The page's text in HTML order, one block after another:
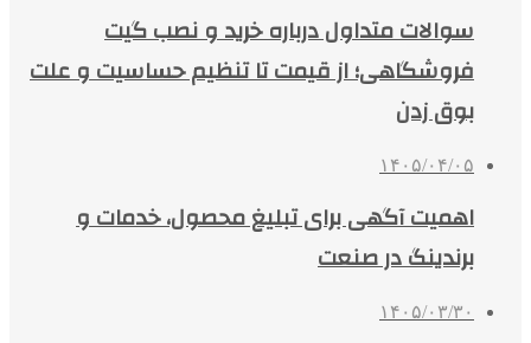
سوالات متداول درباره خرید و نصب گیت
فروشگاهی؛ از قیمت تا تنظیم حساسیت و علت
بوق زدن
۱۴۰۵/۰۴/۰۵
اهمیت آگهی برای تبلیغ محصول، خدمات و
برندینگ در صنعت
۱۴۰۵/۰۳/۳۰